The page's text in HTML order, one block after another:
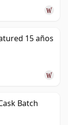
15 años
Batch